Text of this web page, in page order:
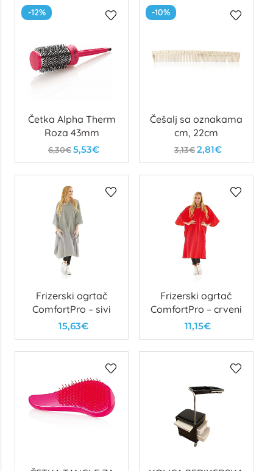
-12%
Četka Alpha Therm
Roza 43mm
6,30€ 5,53€
-10%
Češalj sa oznakama
cm, 22cm
3,13€2,81€
Frizerski ogrtač
ComfortPro – sivi
15,63€
Frizerski ogrtač
ComfortPro – crveni
11,15€